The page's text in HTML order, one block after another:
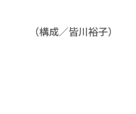
（構成／皆川裕子）